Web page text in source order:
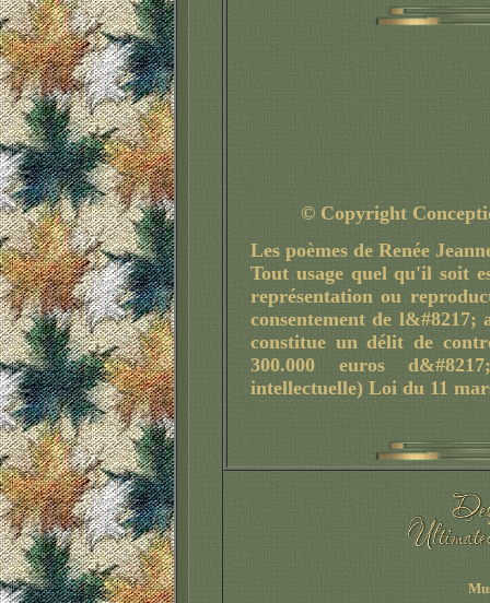
© Copyright
Les poèmes de Renée
Tout usage quel qu'il soit
représentation ou
consentement de
constitue un délit de
300.000 euros
intellectuelle) Loi du 11